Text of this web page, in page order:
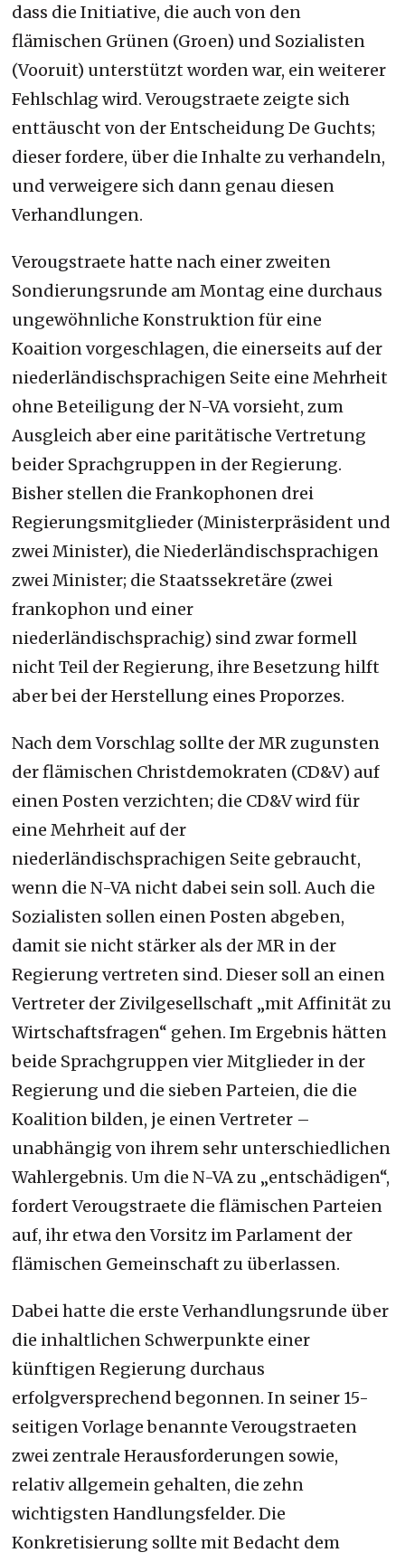
dass die Initiative, die auch von den
flämischen Grünen (Groen) und Sozialisten
(Vooruit) unterstützt worden war, ein weiterer
Fehlschlag wird. Verougstraete zeigte sich
enttäuscht von der Entscheidung De Guchts;
dieser fordere, über die Inhalte zu verhandeln,
und verweigere sich dann genau diesen
Verhandlungen.
Verougstraete hatte nach einer zweiten
Sondierungsrunde am Montag eine durchaus
ungewöhnliche Konstruktion für eine
Koaition vorgeschlagen, die einerseits auf der
niederländischsprachigen Seite eine Mehrheit
ohne Beteiligung der N-VA vorsieht, zum
Ausgleich aber eine paritätische Vertretung
beider Sprachgruppen in der Regierung.
Bisher stellen die Frankophonen drei
Regierungsmitglieder (Ministerpräsident und
zwei Minister), die Niederländischsprachigen
zwei Minister; die Staatssekretäre (zwei
frankophon und einer
niederländischsprachig) sind zwar formell
nicht Teil der Regierung, ihre Besetzung hilft
aber bei der Herstellung eines Proporzes.
Nach dem Vorschlag sollte der MR zugunsten
der flämischen Christdemokraten (CD&V) auf
einen Posten verzichten; die CD&V wird für
eine Mehrheit auf der
niederländischsprachigen Seite gebraucht,
wenn die N-VA nicht dabei sein soll. Auch die
Sozialisten sollen einen Posten abgeben,
damit sie nicht stärker als der MR in der
Regierung vertreten sind. Dieser soll an einen
Vertreter der Zivilgesellschaft „mit Affinität zu
Wirtschaftsfragen“ gehen. Im Ergebnis hätten
beide Sprachgruppen vier Mitglieder in der
Regierung und die sieben Parteien, die die
Koalition bilden, je einen Vertreter –
unabhängig von ihrem sehr unterschiedlichen
Wahlergebnis. Um die N-VA zu „entschädigen“,
fordert Verougstraete die flämischen Parteien
auf, ihr etwa den Vorsitz im Parlament der
flämischen Gemeinschaft zu überlassen.
Dabei hatte die erste Verhandlungsrunde über
die inhaltlichen Schwerpunkte einer
künftigen Regierung durchaus
erfolgversprechend begonnen. In seiner 15-
seitigen Vorlage benannte Verougstraeten
zwei zentrale Herausforderungen sowie,
relativ allgemein gehalten, die zehn
wichtigsten Handlungsfelder. Die
Konkretisierung sollte mit Bedacht dem